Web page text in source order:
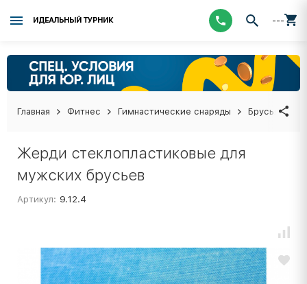
ИДЕАЛЬНЫЙ ТУРНИК ---
Главная Фитнес Гимнастические снаряды Брусья
Жерди стеклопластиковые для
мужских брусьев
Артикул: 9.12.4